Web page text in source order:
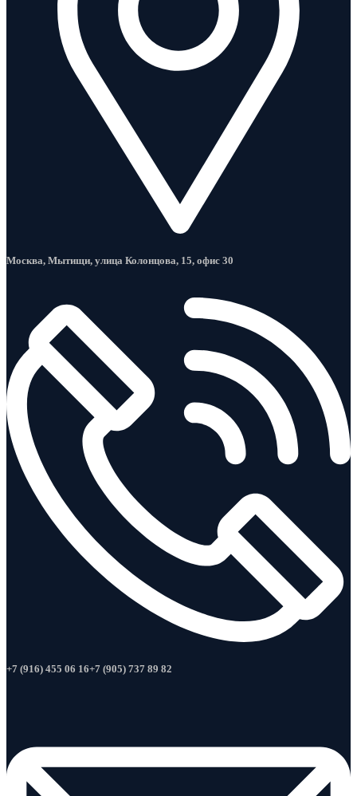
Москва, Мытищи, улица Колонцова, 15, офис 30
+7 (916) 455 06 16+7 (905) 737 89 82